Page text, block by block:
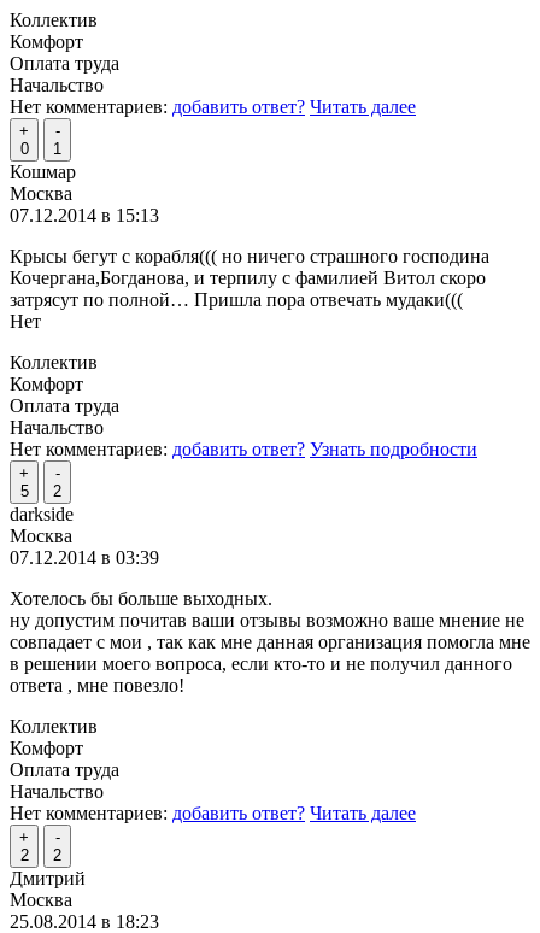
Коллектив
Комфорт
Оплата труда
Начальство
Нет комментариев: добавить ответ? Читать далее
+
0
-
1
Кошмар
Москва
07.12.2014 в 15:13
Крысы бегут с корабля((( но ничего страшного господина
Кочергана,Богданова, и терпилу с фамилией Витол скоро
затрясут по полной… Пришла пора отвечать мудаки(((
Нет
Коллектив
Комфорт
Оплата труда
Начальство
Нет комментариев: добавить ответ? Узнать подробности
+
5
-
2
darkside
Москва
07.12.2014 в 03:39
Хотелось бы больше выходных.
ну допустим почитав ваши отзывы возможно ваше мнение не
совпадает с мои , так как мне данная организация помогла мне
в решении моего вопроса, если кто-то и не получил данного
ответа , мне повезло!
Коллектив
Комфорт
Оплата труда
Начальство
Нет комментариев: добавить ответ? Читать далее
+
2
-
2
Дмитрий
Москва
25.08.2014 в 18:23